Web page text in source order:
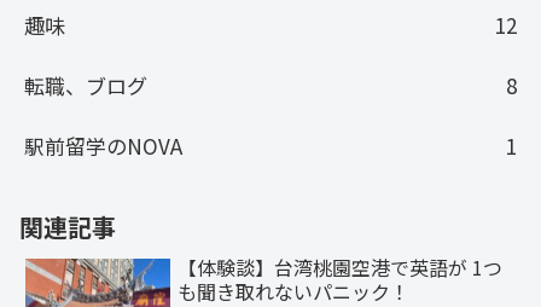
趣味
12
転職、ブログ
8
駅前留学のNOVA
1
関連記事
【体験談】台湾桃園空港で英語が 1つ
も聞き取れないパニック！